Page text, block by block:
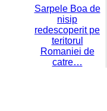
Sarpele Boa de
nisip
redescoperit pe
teritorul
Romaniei de
catre…